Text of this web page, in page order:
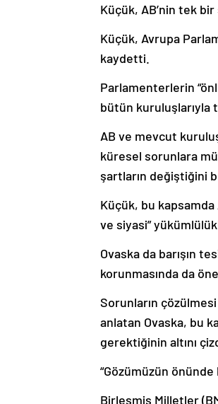
Küçük, AB’nin tek
Küçük, Avrupa
kaydetti.
Parlamenterlerin
bütün kuruluşlarıyla
AB ve mevcut
küresel sorunlara
şartların değiştiğini
Küçük, bu
ve siyasi”
Ovaska da barışın
korunmasında da
Sorunların
anlatan Ovaska, bu
gerektiğinin altını
“Gözümüzün önünde
Birleşmiş Milletler